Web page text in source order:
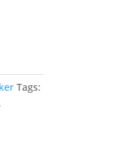
Tags:
,